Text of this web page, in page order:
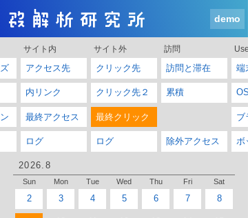
demo
サイト内
アクセス先
内リンク
最終アクセス
ログ
サイト外
クリック先
クリック先２
最終クリック
ログ
訪問
訪問と滞在
累積
除外アクセス
端
OS
ブ
ボ
2026.8
Sun Mon Tue Wed Thu Fri Sat
2 3 4 5 6 7 8